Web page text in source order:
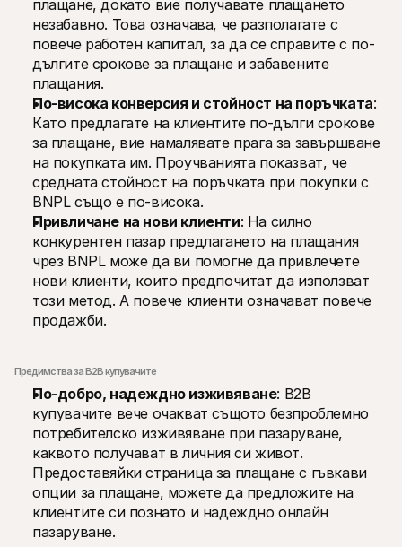
плащане, докато вие получавате плащането
незабавно. Това означава, че разполагате с
повече работен капитал, за да се справите с по-
дългите срокове за плащане и забавените
плащания.
По-висока конверсия и стойност на поръчката:
Като предлагате на клиентите по-дълги срокове
за плащане, вие намалявате прага за завършване
на покупката им. Проучванията показват, че
средната стойност на поръчката при покупки с
BNPL също е по-висока.
Привличане на нови клиенти: На силно
конкурентен пазар предлагането на плащания
чрез BNPL може да ви помогне да привлечете
нови клиенти, които предпочитат да използват
този метод. А повече клиенти означават повече
продажби.
Предимства за B2B купувачите
По-добро, надеждно изживяване: B2B
купувачите вече очакват същото безпроблемно
потребителско изживяване при пазаруване,
каквото получават в личния си живот.
Предоставяйки страница за плащане с гъвкави
опции за плащане, можете да предложите на
клиентите си познато и надеждно онлайн
пазаруване.